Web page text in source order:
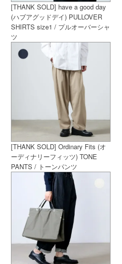
[THANK SOLD] have a good day
(ハブアグッドデイ) PULLOVER
SHIRTS size1 / プルオーバーシャ
ツ
[THANK SOLD] Ordinary Fits (オ
ーディナリーフィッツ) TONE
PANTS / トーンパンツ